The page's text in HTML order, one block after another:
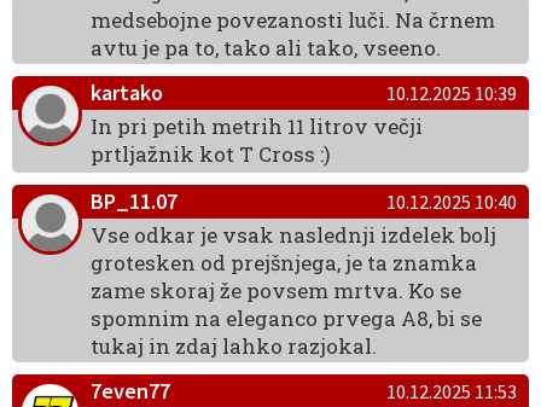
medsebojne povezanosti luči. Na črnem
avtu je pa to, tako ali tako, vseeno.
kartako
10.12.2025 10:39
In pri petih metrih 11 litrov večji
prtljažnik kot T Cross :)
BP_11.07
10.12.2025 10:40
Vse odkar je vsak naslednji izdelek bolj
grotesken od prejšnjega, je ta znamka
zame skoraj že povsem mrtva. Ko se
spomnim na eleganco prvega A8, bi se
tukaj in zdaj lahko razjokal.
7even77
10.12.2025 11:53